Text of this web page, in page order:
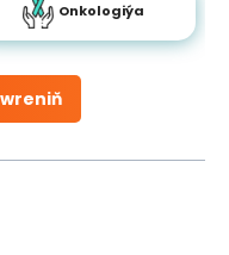
Onkologiýa